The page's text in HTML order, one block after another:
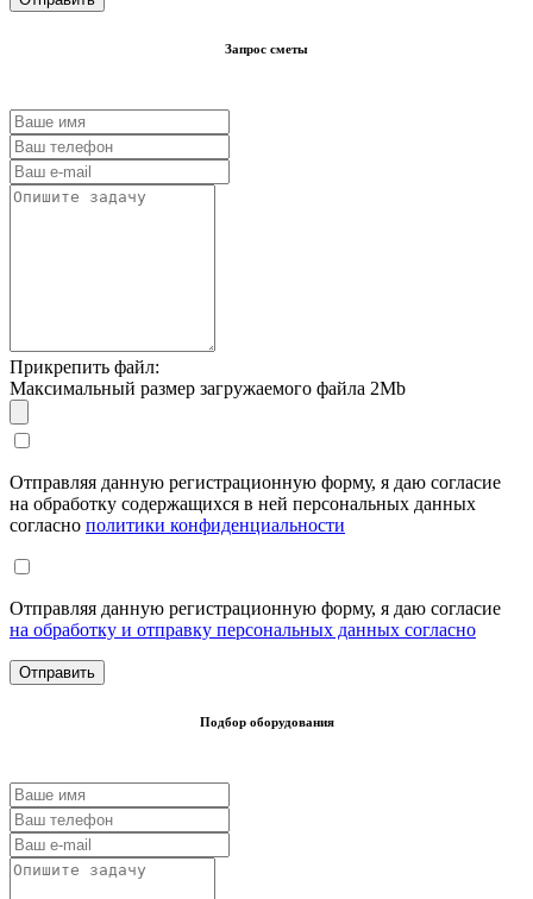
Запрос сметы
Прикрепить файл:
Максимальный размер загружаемого файла 2Mb
Отправляя данную регистрационную форму, я даю согласие
на обработку содержащихся в ней персональных данных
согласно политики конфиденциальности
Отправляя данную регистрационную форму, я даю согласие
на обработку и отправку персональных данных согласно
Подбор оборудования